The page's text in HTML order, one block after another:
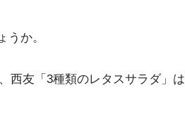
うか。
西友「3種類のレタスサラダ」は